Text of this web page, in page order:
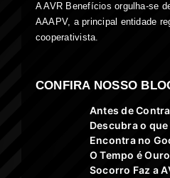
A AVR Benefícios orgulha-se
AAAPV, a principal entidade
cooperativista.
CONFIRA NOSSO
Antes de
Descubra o que
Encontra no
O Tempo é
Socorro Faz a